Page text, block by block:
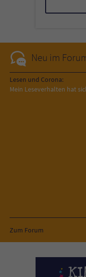
Neu im
Lesen und Corona:
Mein Leseverhalten hat
Zum Forum